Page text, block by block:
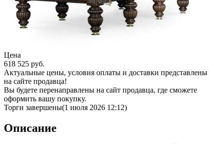
Цена
618 525 руб.
Актуальные цены, условия оплаты и доставки представлены
на сайте продавца!
Вы будете перенаправлены на сайт продавца, где сможете
оформить вашу покупку.
Торги завершены(1 июля 2026 12:12)
Описание